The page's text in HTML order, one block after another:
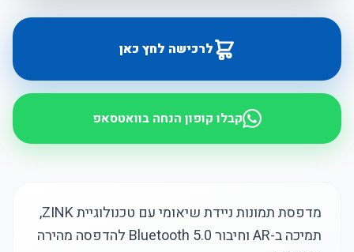
לרכישה לחץ כאן
קבלו קופון הנחה בוואטסאפ
מדפסת תמונות ניידת שיאומי עם טכנולוגיית ZINK,
תמיכה ב-AR וחיבור Bluetooth 5.0 להדפסה מהירה